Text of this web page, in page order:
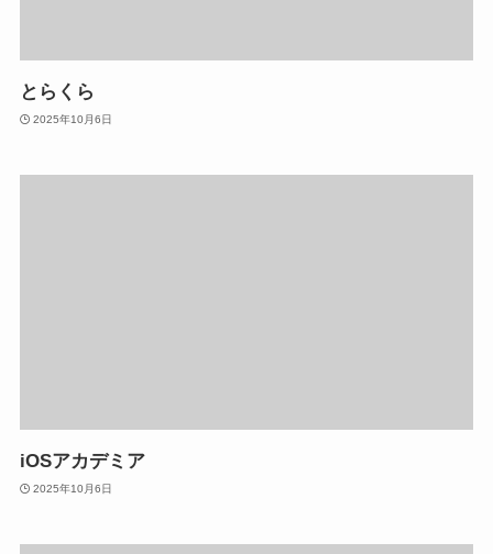
とらくら
2025年10月6日
iOSアカデミア
2025年10月6日